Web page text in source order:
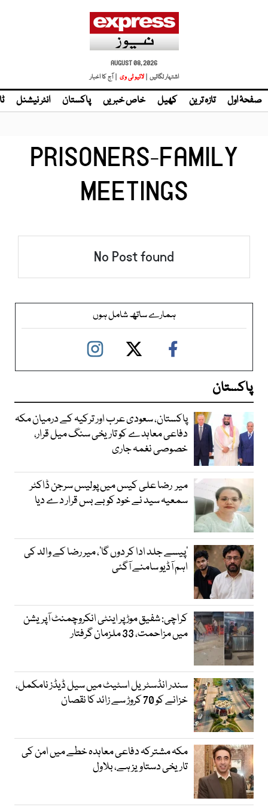
AUGUST 08, 2026
اشتہار لگائیں |
| آج کا اخبار
صفحۂ اول تازہ ترین کھیل خاص خبریں پاکستان انٹر نیشنل
PRISONERS-FAMILY
MEETINGS
No Post found
ہمارے ساتھ شامل ہوں
پاکستان
پاکستان، سعودی عرب اور ترکیہ کے درمیان مکہ
دفاعی معاہدے کو تاریخی سنگ میل قرار،
خصوصی نغمہ جاری
میر رضا علی کیس میں پولیس سرجن ڈاکٹر
سمعیہ سید نے خود کو بے بس قرار دے دیا
’پیسے جلد ادا کر دوں گا‘، میر رضا کے والد کی
اہم آڈیو سامنے آگئی
کراچی: شفیق موڑ پر اینٹی انکروچمنٹ آپریشن
میں مزاحمت، 33 ملزمان گرفتار
سندر انڈسٹریل اسٹیٹ میں سیل ڈیڈز نامکمل،
خزانے کو 70 کروڑ سے زائد کا نقصان
مکہ مشترکہ دفاعی معاہدہ خطے میں امن کی
تاریخی دستاویز ہے، بلاول